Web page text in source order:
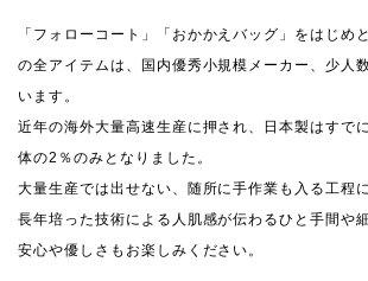
「フォローコート」「おかかえバッグ」をはじ
の全アイテムは、国内優秀小規模メーカー、少人
います。
近年の海外大量高速生産に押され、日本製はすで
体の2％のみとなりました。
大量生産では出せない、随所に手作業も入る工程
長年培った技術による人肌感が伝わるひと手間や
安心や優しさもお楽しみください。